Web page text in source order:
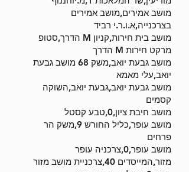
מושב אמירים,מושב אמירים
בצרכנייה,א.ו.ר.י רביד
מושב בית חירות,קניון M הדרך,סטופ
מרקט חירות M הדרך
מושב גבעת יואב,משק 68 מושב גבעת
יואב,עלי מאמא
מושב גבעת יואב,גבעת יואב,השוקה
קסמים
מושב חיבת ציון,0,טבע קסטל
מושב עופר,כליל החורש 9,משק הר
פרחים
מושב עופר,0,צרכניה עופר
מזור,המייסדים 40,צרכניית מושב מזור